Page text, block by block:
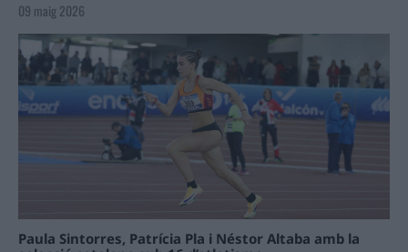
09 maig 2026
Paula Sintorres, Patrícia Pla i Néstor Altaba amb la